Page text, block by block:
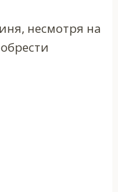
несмотря на